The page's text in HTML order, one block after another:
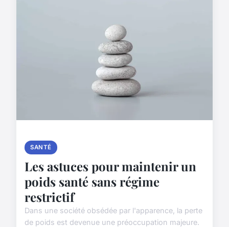
SANTÉ
Les astuces pour maintenir un
poids santé sans régime
restrictif
Dans une société obsédée par l'apparence, la perte
de poids est devenue une préoccupation majeure.